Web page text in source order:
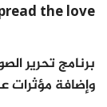
the love
برنامج تحرير
وإضافة مؤثرات